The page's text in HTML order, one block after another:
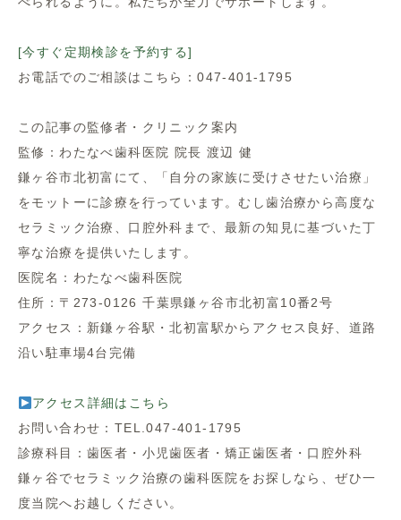
[今すぐ定期検診を予約する]
お電話でのご相談はこちら：047-401-1795
この記事の監修者・クリニック案内
監修：わたなべ歯科医院 院長 渡辺 健
鎌ヶ谷市北初富にて、「自分の家族に受けさせたい治療」
をモットーに診療を行っています。むし歯治療から高度な
セラミック治療、口腔外科まで、最新の知見に基づいた丁
寧な治療を提供いたします。
医院名：わたなべ歯科医院
住所：〒273-0126 千葉県鎌ヶ谷市北初富10番2号
アクセス：新鎌ヶ谷駅・北初富駅からアクセス良好、道路
沿い駐車場4台完備
アクセス詳細はこちら
お問い合わせ：TEL.047-401-1795
診療科目：歯医者・小児歯医者・矯正歯医者・口腔外科
鎌ヶ谷でセラミック治療の歯科医院をお探しなら、ぜひ一
度当院へお越しください。